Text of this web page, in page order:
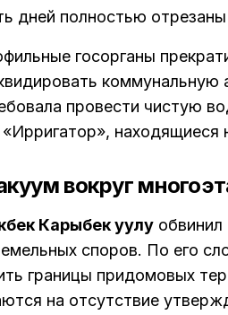
дней полностью
госорганы
провести чистую
«Ирригатор»,
вокруг
Карыбек уулуобвинил
споров. По его
границы придомовых
на отсутствие